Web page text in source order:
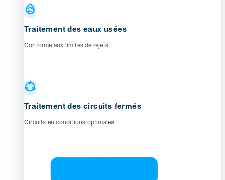
Traitement des eaux usées
Conforme aux limites de rejets
Traitement des circuits fermés
Circuits en conditions optimales